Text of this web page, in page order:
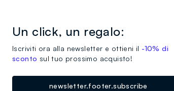
Un click, un regalo:
Iscriviti ora alla newsletter e ottieni il -10% di
sconto sul tuo prossimo acquisto!
newsletter.footer.subscribe